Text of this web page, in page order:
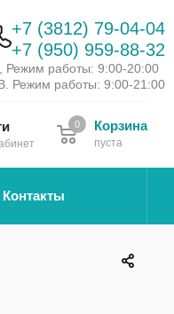
+7 (3812) 79-04-04
+7 (950) 959-88-32
Режим работы: 9:00-20:00
Режим работы: 9:00-21:00
Корзина
пуста
0
Контакты